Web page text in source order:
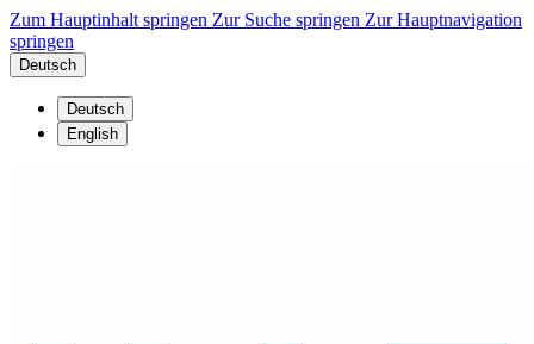
Zum Hauptinhalt springen Zur Suche springen Zur Hauptnavigation
springen
Deutsch
Deutsch
English